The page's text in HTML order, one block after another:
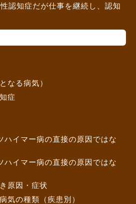
認知症だが仕事を継続し、認知
なる病気）
症
ハイマー病の直接の原因ではな
ハイマー病の直接の原因ではな
原因・症状
気の種類（疾患別）